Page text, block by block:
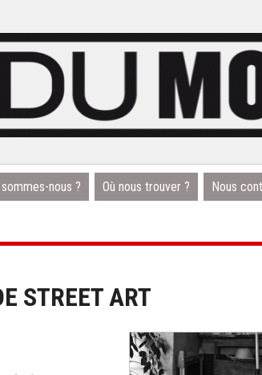
sommes-nous ? Où nous trouver ? Nous
STREET ART